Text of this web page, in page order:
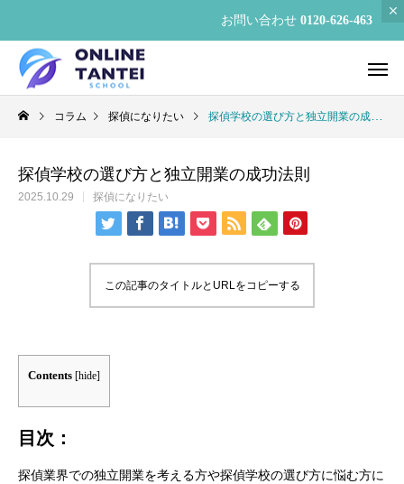
お問い合わせ 0120-626-463
コラム 探偵になりたい 探偵学校の選び方と独立開業の成功法則
探偵学校の選び方と独立開業の成功法則
2025.10.29 探偵になりたい
この記事のタイトルとURLをコピーする
Contents [hide]
目次：
探偵業界での独立開業を考える方や探偵学校の選び方に悩む方に